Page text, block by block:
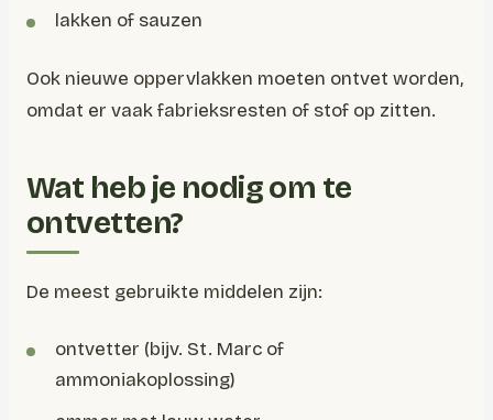
lakken of sauzen
Ook nieuwe oppervlakken moeten ontvet worden,
omdat er vaak fabrieksresten of stof op zitten.
Wat heb je nodig om te
ontvetten?
De meest gebruikte middelen zijn:
ontvetter (bijv. St. Marc of
ammoniakoplossing)